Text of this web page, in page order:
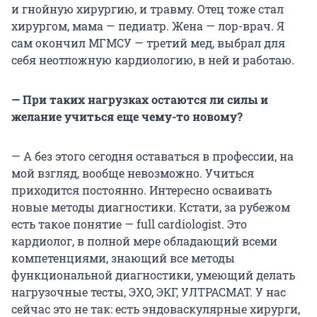
и гнойную хирургию, и травму. Отец тоже стал
хирургом, мама — педиатр. Жена — лор-врач. Я
сам окончил МГМСУ — третий мед, выбрал для
себя неотложную кардиологию, в ней и работаю.
— При таких нагрузках остаются ли силы и
желание учиться еще чему-то новому?
— А без этого сегодня оставаться в профессии, на
мой взгляд, вообще невозможно. Учиться
приходится постоянно. Интересно осваивать
новые методы диагностики. Кстати, за рубежом
есть такое понятие — full cardiologist. Это
кардиолог, в полной мере обладающий всеми
компетенциями, знающий все методы
функциональной диагностики, умеющий делать
нагрузочные тесты, ЭХО, ЭКГ, УЛТРАСМАТ. У нас
сейчас это не так: есть эндоваскулярные хирурги,